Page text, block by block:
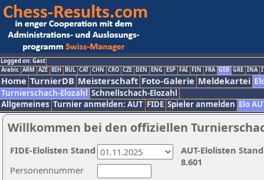
Logged on: Gast
Arabic ARM AZE BIH BUL CAT CHN CRO CZE DEN ENG ESP FAI FIN FRA GER GRE INA
Home TurnierDB Meisterschaft Foto-Galerie Meldekartei
Turnierschach-Elozahl Schnellschach-Elozahl
Allgemeines Turnier anmelden: AUT FIDE Spieler anmelden Elo
Willkommen bei den offiziellen
Personennummer
AUT-Elolisten
8.601
FIDE-Elolisten Stand